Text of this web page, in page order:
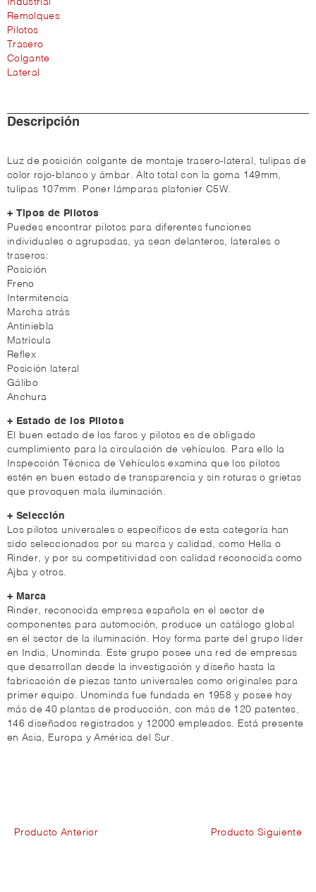
Industrial
Remolques
Pilotos
Trasero
Colgante
Lateral
Descripción
Luz de posición colgante de montaje trasero-lateral, tulipas de
color rojo-blanco y ámbar. Alto total con la goma 149mm,
tulipas 107mm. Poner lámparas plafonier C5W.
+ Tipos de Pilotos
Puedes encontrar pilotos para diferentes funciones
individuales o agrupadas, ya sean delanteros, laterales o
traseros:
Posición
Freno
Intermitencia
Marcha atrás
Antiniebla
Matrícula
Reflex
Posición lateral
Gálibo
Anchura
+ Estado de los Pilotos
El buen estado de los faros y pilotos es de obligado
cumplimiento para la circulación de vehículos. Para ello la
Inspección Técnica de Vehículos examina que los pilotos
estén en buen estado de transparencia y sin roturas o grietas
que provoquen mala iluminación.
+ Selección
Los pilotos universales o específicos de esta categoría han
sido seleccionados por su marca y calidad, como Hella o
Rinder, y por su competitividad con calidad reconocida como
Ajba y otros.
+ Marca
Rinder, reconocida empresa española en el sector de
componentes para automoción, produce un catálogo global
en el sector de la iluminación. Hoy forma parte del grupo líder
en India, Unominda. Este grupo posee una red de empresas
que desarrollan desde la investigación y diseño hasta la
fabricación de piezas tanto universales como originales para
primer equipo. Unominda fue fundada en 1958 y posee hoy
más de 40 plantas de producción, con más de 120 patentes,
146 diseñados registrados y 12000 empleados. Está presente
en Asia, Europa y América del Sur.
Producto Anterior Producto Siguiente